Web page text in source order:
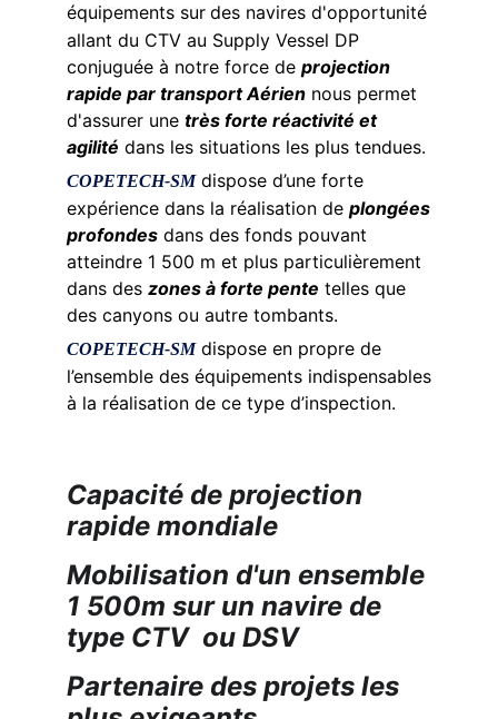
Capacité de projection
rapide mondiale
Mobilisation d'un ensemble
1 500m sur un navire de
type CTV  ou DSV
Partenaire des projets les
équipements sur des navires d'opportunité
allant du CTV au Supply Vessel DP
conjuguée à notre force de projection
rapide par transport Aérien nous permet
d'assurer une très forte réactivité et
agilité dans les situations les plus tendues.
COPETECH-SMdispose d’une forte
expérience dans la réalisation de plongées
profondes dans des fonds pouvant
atteindre 1 500 m et plus particulièrement
dans des zones à forte pente telles que
des canyons ou autre tombants.
COPETECH-SMdispose en propre de
l’ensemble des équipements indispensables
à la réalisation de ce type d’inspection.